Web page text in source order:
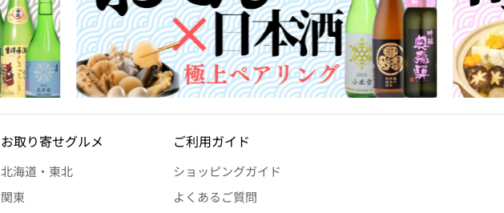
お取り寄せグルメ
北海道・東北
関東
ご利用ガイド
ショッピングガイド
よくあるご質問